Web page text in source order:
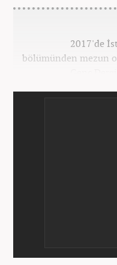
2017'de
bölümünden mezun
Genç